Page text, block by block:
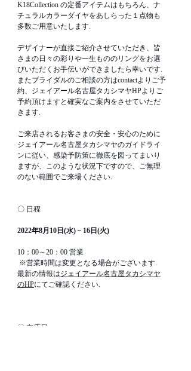
K18Collection の定番アイテムはもちろん、ナ
チュラルカラーダイヤをあしらった１点物も
多数ご用意いたします.
デザイナーが直接ご紹介させていただき、皆
さまの日々の彩りや一生もののリングをお選
びいただくお手伝いができましたら幸いです.
またブライダルのご相談の方はcontactよりご予
約、ジェイアール名古屋タカシマヤHPよりご
予約頂けますと確実なご案内をさせていただ
きます.
ご来店されるお客さまの安全・安心のために
ジェイアール名古屋タカシマヤのガイドライ
ンに従い、感染予防策に徹底を図ってまいり
ますが、このような状況下ですので、ご無理
のない範囲でご来場ください.
〇 日程
2022年8月10日(水) ~ 16日(火)
10：00～20：00 営業
※営業時間は変更となる場合がございます.
最新の情報はジェイアール名古屋タカシマヤ
のHPにてご確認ください.
〇 在店日